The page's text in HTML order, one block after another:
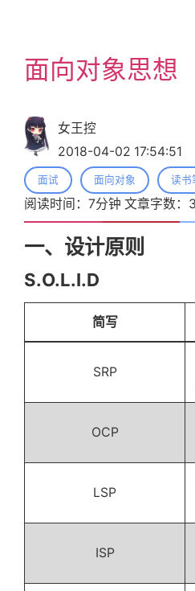
面向对象思想
女王控
2018-04-02 17:54:51
面试 面向对象 读书
阅读时间： 7分钟 文章字数：
一、设计原则
S.O.L.I.D
简写
SRP
OCP
LSP
ISP